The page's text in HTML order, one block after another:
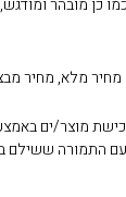
כן מובהר
מחיר מלא, מחיר
מוצר/ים
התמורה ששילם